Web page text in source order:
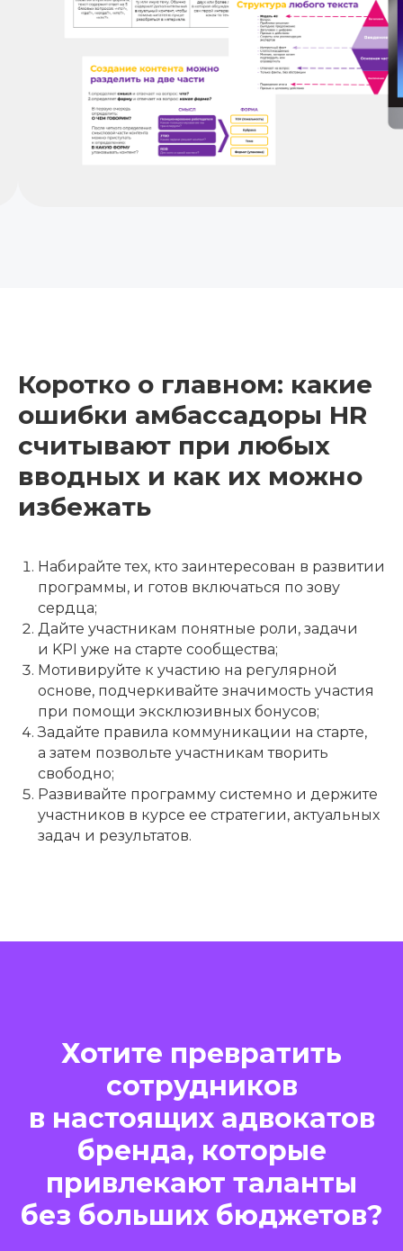
Коротко о главном: какие
ошибки амбассадоры HR
считывают при любых
вводных и как их можно
избежать
Набирайте тех, кто заинтересован в развитии
программы, и готов включаться по зову
сердца;
Дайте участникам понятные роли, задачи
и KPI уже на старте сообщества;
Мотивируйте к участию на регулярной
основе, подчеркивайте значимость участия
при помощи эксклюзивных бонусов;
Задайте правила коммуникации на старте,
а затем позвольте участникам творить
свободно;
Развивайте программу системно и держите
участников в курсе ее стратегии, актуальных
задач и результатов.
Хотите превратить
сотрудников
в настоящих адвокатов
бренда, которые
привлекают таланты
без больших бюджетов?